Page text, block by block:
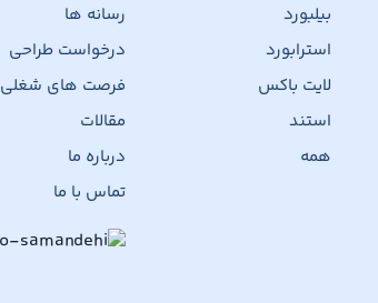
رسانه ها
درخواست طراحی
فرصت های شغلی
مقالات
درباره ما
تماس با ما
بیلبورد
استرابورد
لایت باکس
استند
همه